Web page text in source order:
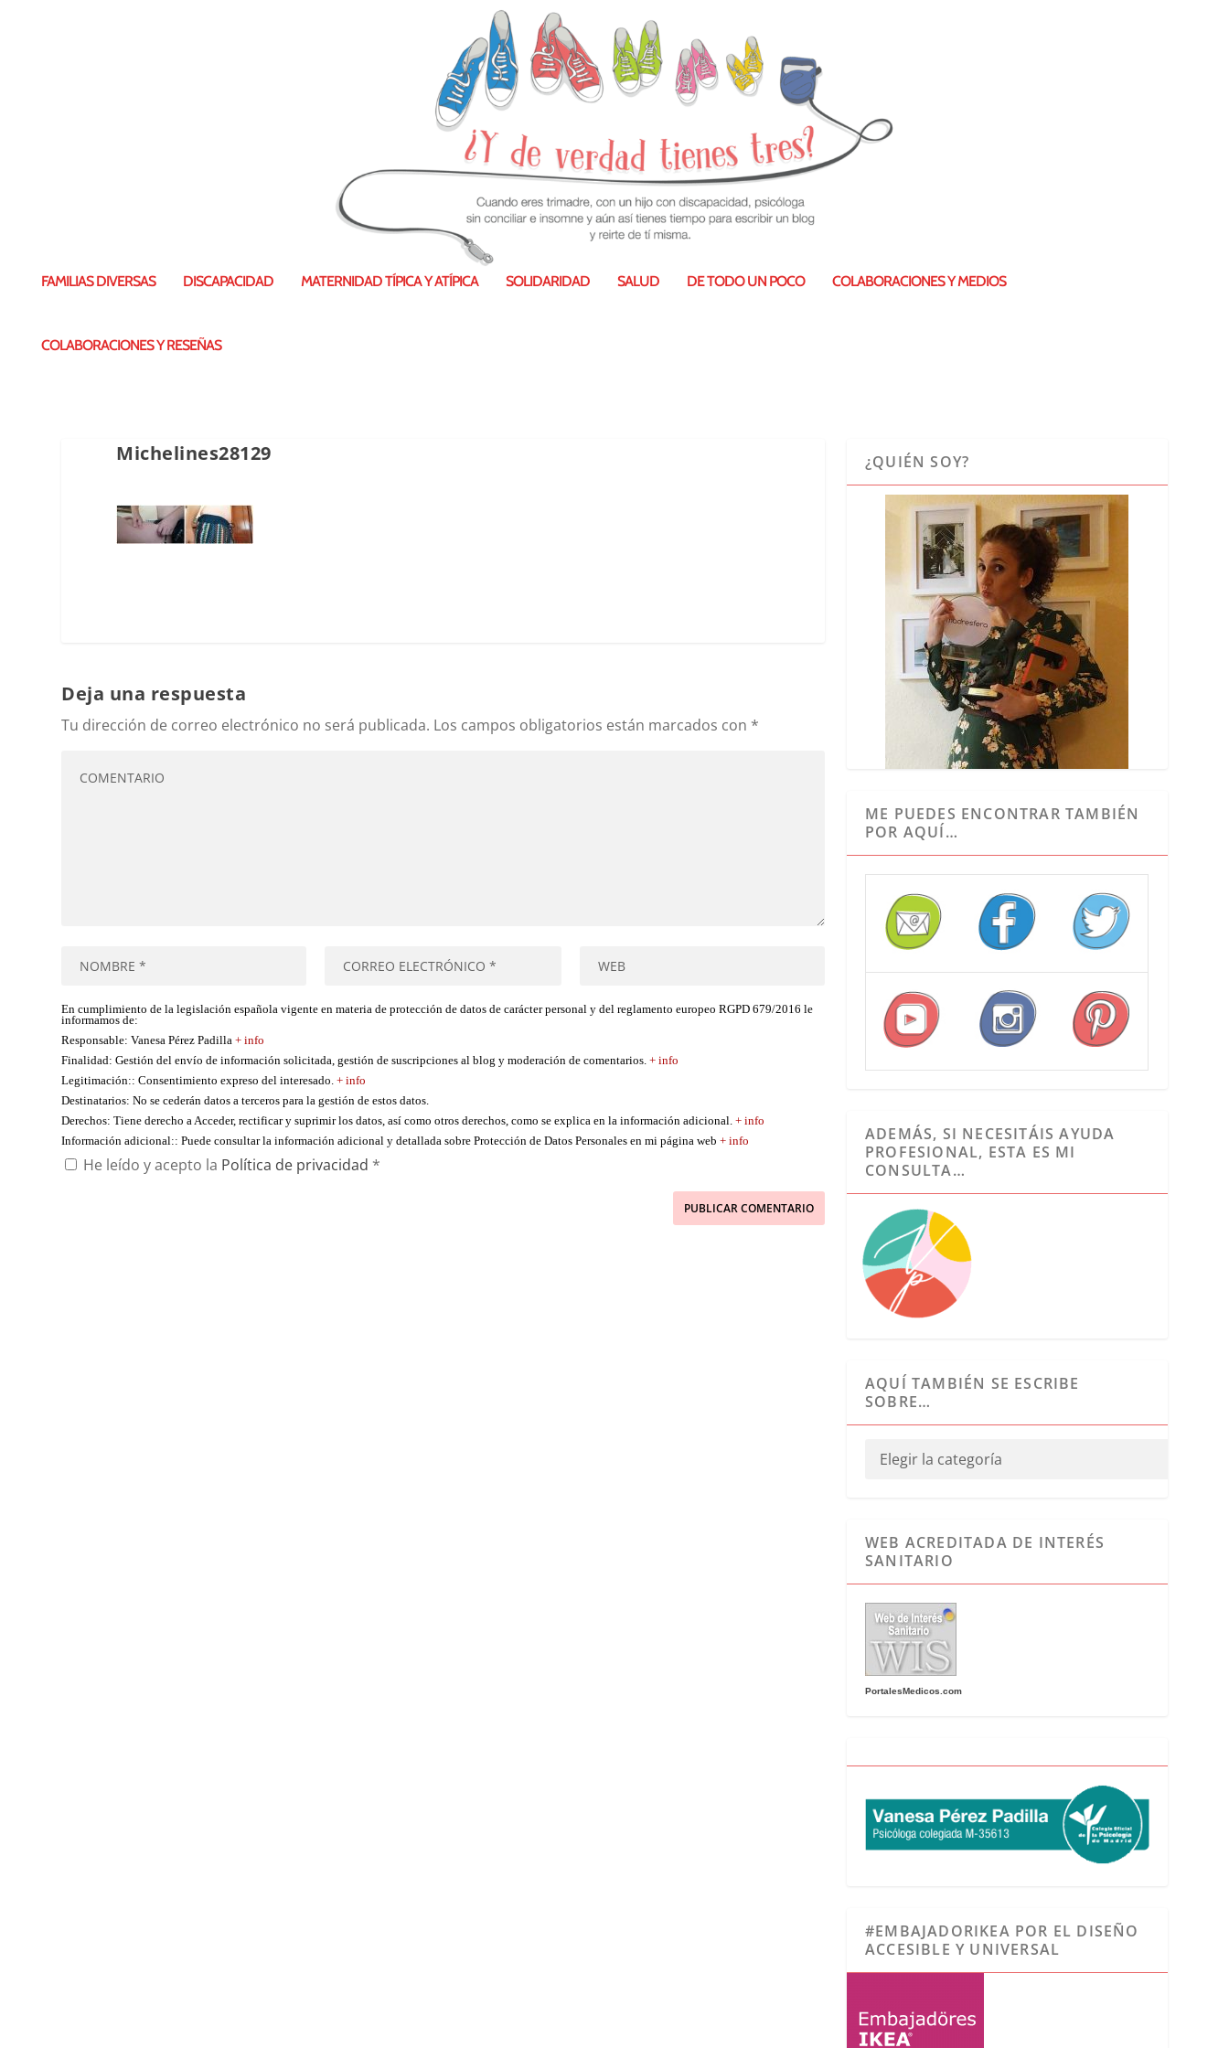
FAMILIAS DIVERSAS DISCAPACIDAD MATERNIDAD TÍPICA Y ATÍPICA SOLIDARIDAD SALUD DE TODO UN POCO COLABORACIONES Y MEDIOS
COLABORACIONES Y RESEÑAS
Michelines28129
Deja una respuesta
Tu dirección de correo electrónico no será publicada. Los campos obligatorios están marcados con *
En cumplimiento de la legislación española vigente en materia de protección de datos de carácter personal y del reglamento europeo RGPD 679/2016 le
informamos de:
Responsable: Vanesa Pérez Padilla+ info
Finalidad: Gestión del envío de información solicitada, gestión de suscripciones al blog y moderación de comentarios.+ info
Legitimación:: Consentimiento expreso del interesado.+ info
Destinatarios: No se cederán datos a terceros para la gestión de estos datos.
Derechos: Tiene derecho a Acceder, rectificar y suprimir los datos, así como otros derechos, como se explica en la información adicional.+ info
Información adicional:: Puede consultar la información adicional y detallada sobre Protección de Datos Personales en mi página web+ info
He leído y acepto la Política de privacidad *
¿QUIÉN SOY?
ME PUEDES ENCONTRAR TAMBIÉN
POR AQUÍ…
ADEMÁS, SI NECESITÁIS AYUDA
PROFESIONAL, ESTA ES MI
CONSULTA…
AQUÍ TAMBIÉN SE ESCRIBE
SOBRE…
WEB ACREDITADA DE INTERÉS
SANITARIO
PortalesMedicos.com
#EMBAJADORIKEA POR EL DISEÑO
ACCESIBLE Y UNIVERSAL